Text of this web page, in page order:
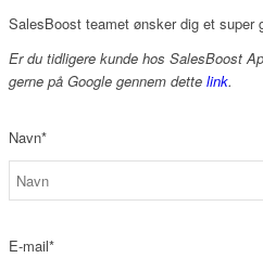
SalesBoost teamet ønsker dig et super
Er du tidligere kunde hos SalesBoost
gerne på Google gennem dette link.
Navn*
E-mail*